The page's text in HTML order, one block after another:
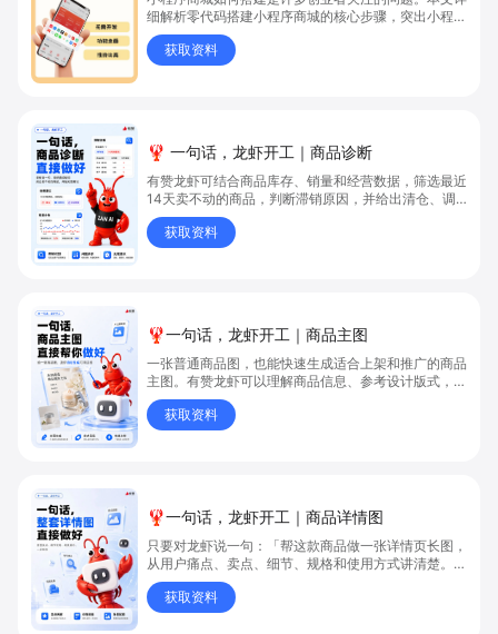
细解析零代码搭建小程序商城的核心步骤，突出小程序
商城、商城搭建与零代码开店优势，帮助你轻松实现商
品上架、全渠道销售及高效会员运营，快速开启线上卖
货新模式。点击获取详细操作指南！
获取资料
🦞 一句话，龙虾开工｜商品诊断
有赞龙虾可结合商品库存、销量和经营数据，筛选最近
14天卖不动的商品，判断滞销原因，并给出清仓、调
整陈列或继续观察的建议，帮助商家提升商品动销和库
存管理效率。
获取资料
🦞一句话，龙虾开工｜商品主图
一张普通商品图，也能快速生成适合上架和推广的商品
主图。有赞龙虾可以理解商品信息、参考设计版式，完
成主体提取、场景构图、卖点呈现和海报生成，让内
容、设计与运营协同开工。
获取资料
🦞一句话，龙虾开工｜商品详情图
只要对龙虾说一句：「帮这款商品做一张详情页长图，
从用户痛点、卖点、细节、规格和使用方式讲清楚。」
它会结合商品信息，直接完成： ✅ 用户痛点梳理 ✅
核心卖点提炼 ✅ 产品细节展示 ✅ 规格信息整理 ✅
使用场景延展 ✅ 整套详情图排版
获取资料